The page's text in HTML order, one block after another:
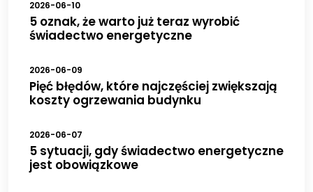
2026-06-10
5 oznak, że warto już teraz wyrobić
świadectwo energetyczne
2026-06-09
Pięć błędów, które najczęściej zwiększają
koszty ogrzewania budynku
2026-06-07
5 sytuacji, gdy świadectwo energetyczne
jest obowiązkowe